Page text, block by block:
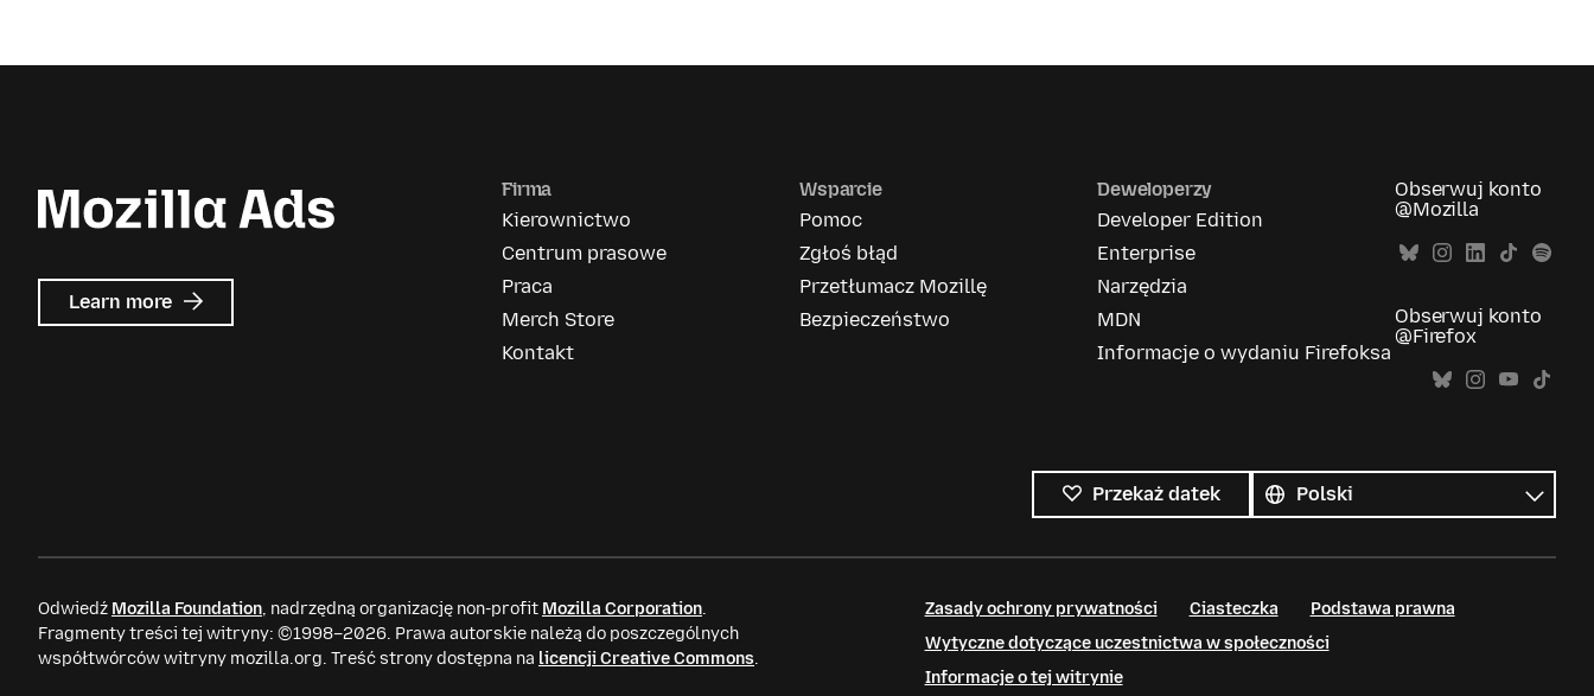
Learn more about
Mozilla
Firma
Kierownictwo
Centrum prasowe
Praca
Merch Store
Kontakt
Wsparcie
Pomoc
Zgłoś błąd
Przetłumacz Mozillę
Bezpieczeństwo
Deweloperzy
Developer Edition
Enterprise
Narzędzia
MDN
Informacje o wydaniu Firefoksa
Obserwuj konto
@Mozilla
Obserwuj konto
@Firefox
Przekaż datek
języki
Język
Odwiedź Mozilla Foundation, nadrzędną organizację non-profit Mozilla Corporation.
Fragmenty treści tej witryny: ©1998–2026. Prawa autorskie należą do poszczególnych
współtwórców witryny mozilla.org. Treść strony dostępna na licencji Creative Commons.
Zasady ochrony prywatności Ciasteczka
Podstawa prawna
Wytyczne dotyczące uczestnictwa w społeczności
Informacje o tej witrynie